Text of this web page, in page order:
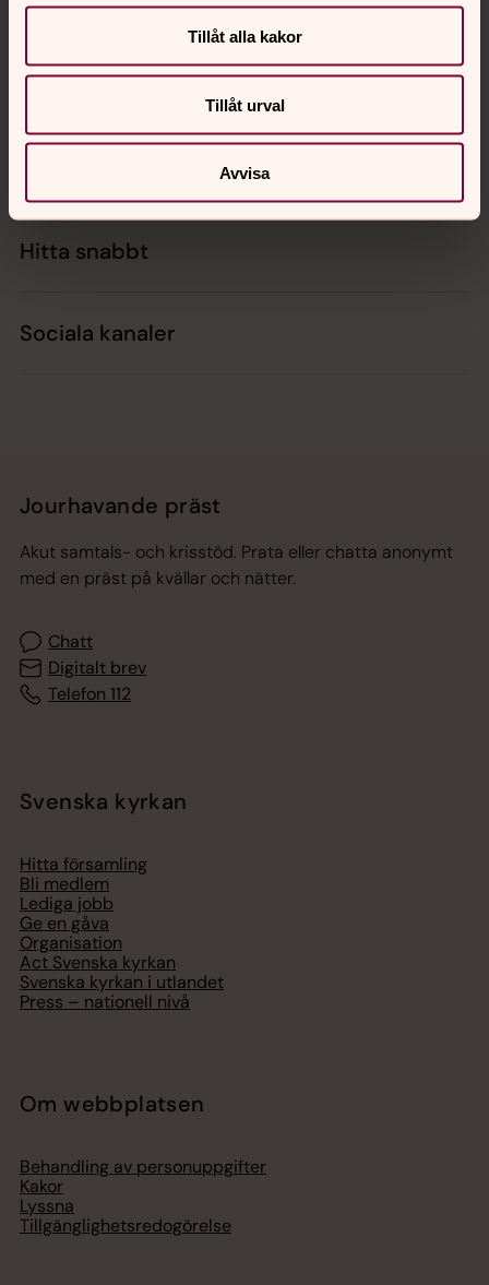
Tillåt alla kakor
Tillåt urval
Avvisa
Kontakt
Hitta snabbt
Sociala kanaler
Jourhavande präst
Akut samtals- och krisstöd. Prata eller chatta anonymt
med en präst på kvällar och nätter.
Chatt
Digitalt brev
Telefon 112
Svenska kyrkan
Hitta församling
Bli medlem
Lediga jobb
Ge en gåva
Organisation
Act Svenska kyrkan
Svenska kyrkan i utlandet
Press – nationell nivå
Om webbplatsen
Behandling av personuppgifter
Kakor
Lyssna
Tillgänglighetsredogörelse